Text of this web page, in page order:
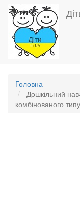
Перейти
основного
вмісту
Головна
Дошкільний
комбінованого